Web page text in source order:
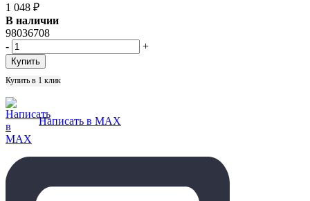
1 048 ₽
В наличии
98036708
-
+
Купить в 1 клик
Написать в MAX